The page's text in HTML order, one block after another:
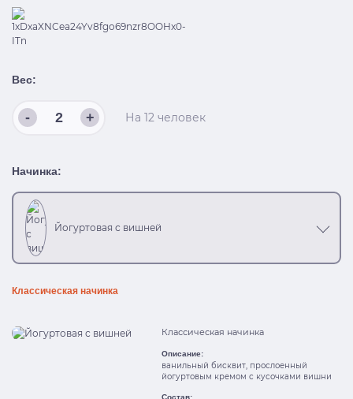
Вес:
- + На 12 человек
Начинка:
Йогуртовая с вишней
Классическая начинка
Классическая начинка
Описание:
ванильный бисквит, прослоенный
йогуртовым кремом с кусочками вишни
Состав: